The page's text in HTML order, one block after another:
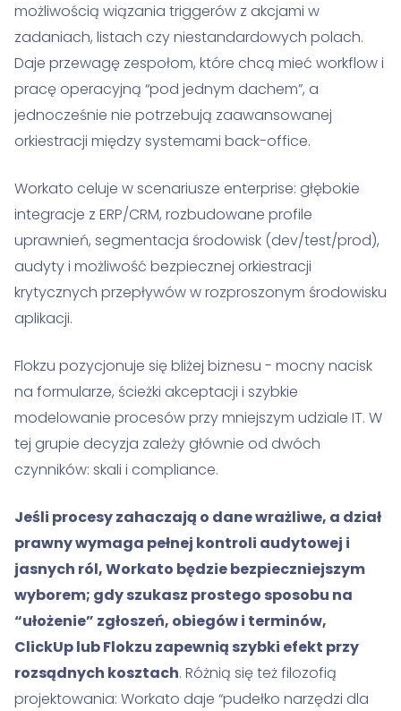
możliwością wiązania triggerów z akcjami w
zadaniach, listach czy niestandardowych polach.
Daje przewagę zespołom, które chcą mieć workflow i
pracę operacyjną “pod jednym dachem”, a
jednocześnie nie potrzebują zaawansowanej
orkiestracji między systemami back-office.
Workato celuje w scenariusze enterprise: głębokie
integracje z ERP/CRM, rozbudowane profile
uprawnień, segmentacja środowisk (dev/test/prod),
audyty i możliwość bezpiecznej orkiestracji
krytycznych przepływów w rozproszonym środowisku
aplikacji.
Flokzu pozycjonuje się bliżej biznesu - mocny nacisk
na formularze, ścieżki akceptacji i szybkie
modelowanie procesów przy mniejszym udziale IT. W
tej grupie decyzja zależy głównie od dwóch
czynników: skali i compliance.
Jeśli procesy zahaczają o dane wrażliwe, a dział
prawny wymaga pełnej kontroli audytowej i
jasnych ról, Workato będzie bezpieczniejszym
wyborem; gdy szukasz prostego sposobu na
“ułożenie” zgłoszeń, obiegów i terminów,
ClickUp lub Flokzu zapewnią szybki efekt przy
rozsądnych kosztach. Różnią się też filozofią
projektowania: Workato daje “pudełko narzędzi dla